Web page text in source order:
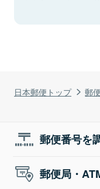
日本郵便トップ 郵
郵便番号を
郵便局・